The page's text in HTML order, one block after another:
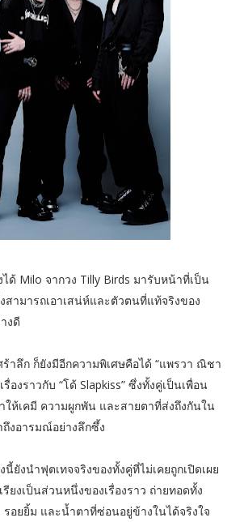
ด้ Milo จากวง Tilly Birds มารับหน้าที่เป็น
สามารถเอาเสน่ห์และตัวตนที่แท้จริงของ
งดี
าลึก ก็ยังมีอีกความพิเศษคือได้ “แพรวา ณิชา
องราวกับ “โด้ Slapkiss” ซึ่งทั้งคู่เป็นเพื่อน
ห้เคมี ความผูกพัน และสายตาที่ส่งถึงกันใน
ถึงอารมณ์อย่างลึกซึ้ง
นี้ยังนำฟุตเทจจริงของทั้งคู่ที่ไม่เคยถูกเปิดเผย
ยงเป็นส่วนหนึ่งของเรื่องราว ถ่ายทอดทั้ง
รอยยิ้ม และน้ำตาที่ซ่อนอยู่ข้างในได้จริงใจ